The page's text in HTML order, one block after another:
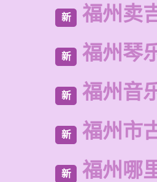
新 福州卖
新 福州琴
新 福州音
新 福州市
新 福州哪